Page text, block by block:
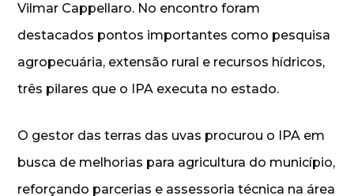
Vilmar Cappellaro. No encontro foram
destacados pontos importantes como pesquisa
agropecuária, extensão rural e recursos hídricos,
três pilares que o IPA executa no estado.
O gestor das terras das uvas procurou o IPA em
busca de melhorias para agricultura do município,
reforçando parcerias e assessoria técnica na área